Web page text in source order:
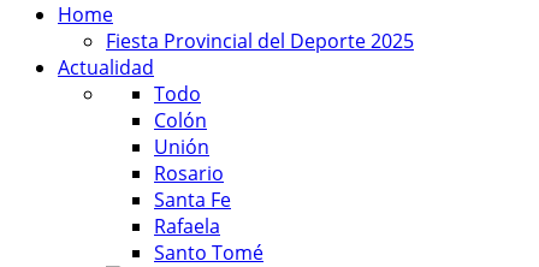
Home
Fiesta Provincial del Deporte 2025
Actualidad
Todo
Colón
Unión
Rosario
Santa Fe
Rafaela
Santo Tomé